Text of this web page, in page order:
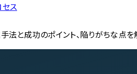
ス
法と成功のポイント、陥りがちな点